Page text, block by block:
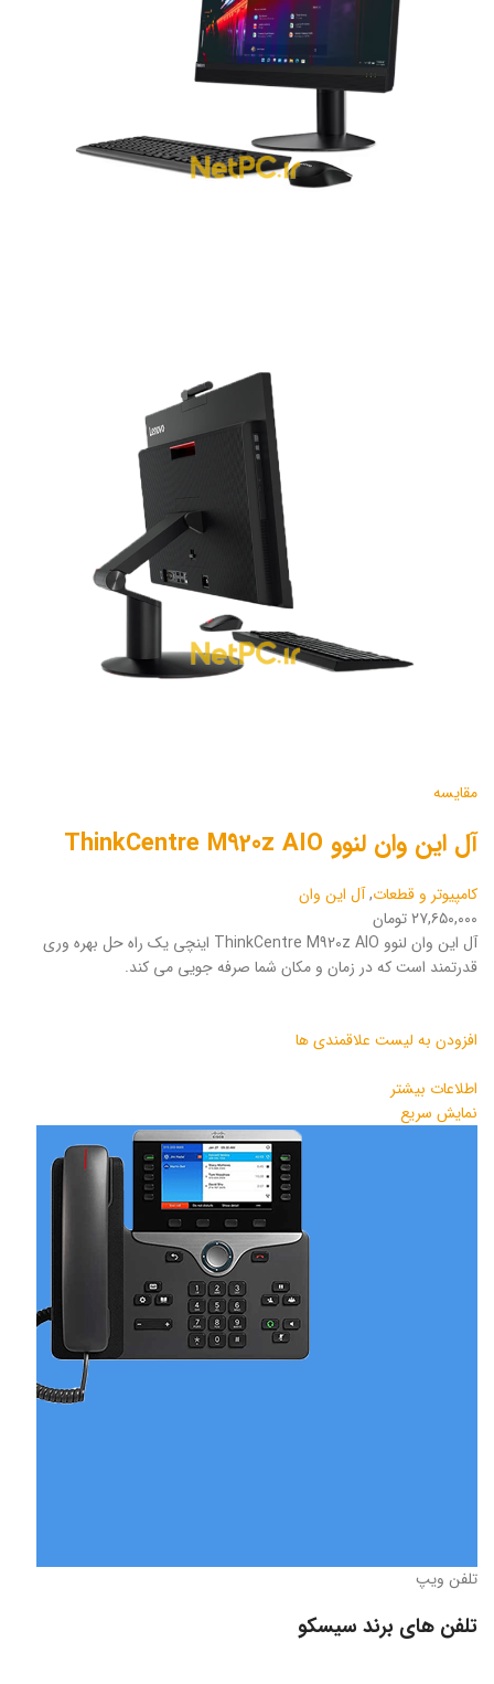
مقایسه
آل این وان لنوو ThinkCentre M920z AIO
کامپیوتر و قطعات,آل این وان
۲۷,۶۵۰,۰۰۰ تومان
آل این وان لنوو ThinkCentre M920z AIO اینچی یک راه حل بهره وری
قدرتمند است که در زمان و مکان شما صرفه جویی می کند.
افزودن به لیست علاقمندی ها
اطلاعات بیشتر
نمایش سریع
تلفن ویپ
تلفن های برند سیسکو